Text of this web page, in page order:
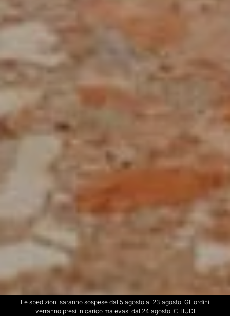
Le spedizioni saranno sospese dal 5 agosto al 23 agosto. Gli ordini
verranno presi in carico ma evasi dal 24 agosto. CHIUDI